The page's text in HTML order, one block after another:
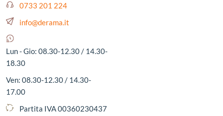
0733 201 224
info@derama.it
Lun - Gio: 08.30-12.30 / 14.30-
18.30
Ven: 08.30-12.30 / 14.30-
17.00
Partita IVA 00360230437